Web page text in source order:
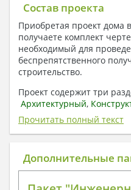
Состав проекта
Приобретая проект дома
получаете комплект
необходимый для
беспрепятственного
строительство.
Проект содержит три
Архитектурный,
отопление, вентиляция,
электроснабжение
плату) + Пояснительная
1. Архитектурный
Прочитать полный текст
Дополнительные